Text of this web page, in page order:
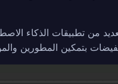
من تطبيقات الذكاء